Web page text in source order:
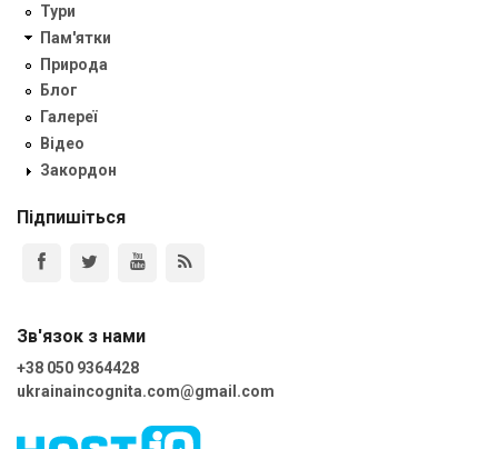
Тури
Пам'ятки
Природа
Блог
Галереї
Відео
Закордон
Підпишіться
Зв'язок з нами
+38 050 9364428
ukrainaincognita.com@gmail.com